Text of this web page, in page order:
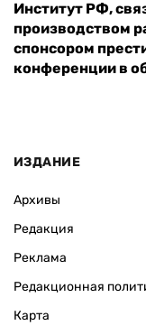
Институт РФ,
производством
спонсором
конференции в
ИЗДАНИЕ
Архивы
Редакция
Реклама
Редакционная
Карта